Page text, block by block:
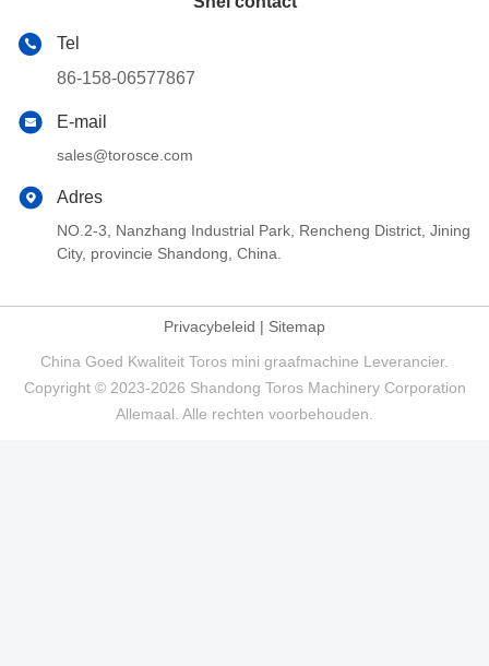
Tel
86-158-06577867
E-mail
sales@torosce.com
Adres
NO.2-3, Nanzhang Industrial Park, Rencheng District, Jining
City, provincie Shandong, China.
Privacybeleid | Sitemap
China Goed Kwaliteit Toros mini graafmachine Leverancier.
Copyright © 2023-2026 Shandong Toros Machinery Corporation
Allemaal. Alle rechten voorbehouden.